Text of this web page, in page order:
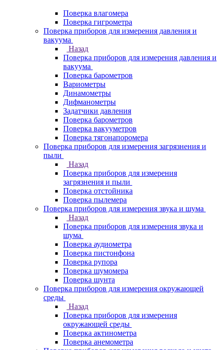
Поверка влагомера
Поверка гигрометра
Поверка приборов для измерения давления и
вакуума
Назад
Поверка приборов для измерения давления и
вакуума
Поверка барометров
Вариометры
Динамометры
Дифманометры
Задатчики давления
Поверка барометров
Поверка вакууметров
Поверка тягонапоромера
Поверка приборов для измерения загрязнения и
пыли
Назад
Поверка приборов для измерения
загрязнения и пыли
Поверка отстойника
Поверка пылемера
Поверка приборов для измерения звука и шума
Назад
Поверка приборов для измерения звука и
шума
Поверка аудиометра
Поверка пистонфона
Поверка рупора
Поверка шумомера
Поверка шунта
Поверка приборов для измерения окружающей
среды
Назад
Поверка приборов для измерения
окружающей среды
Поверка актинометра
Поверка анемометра